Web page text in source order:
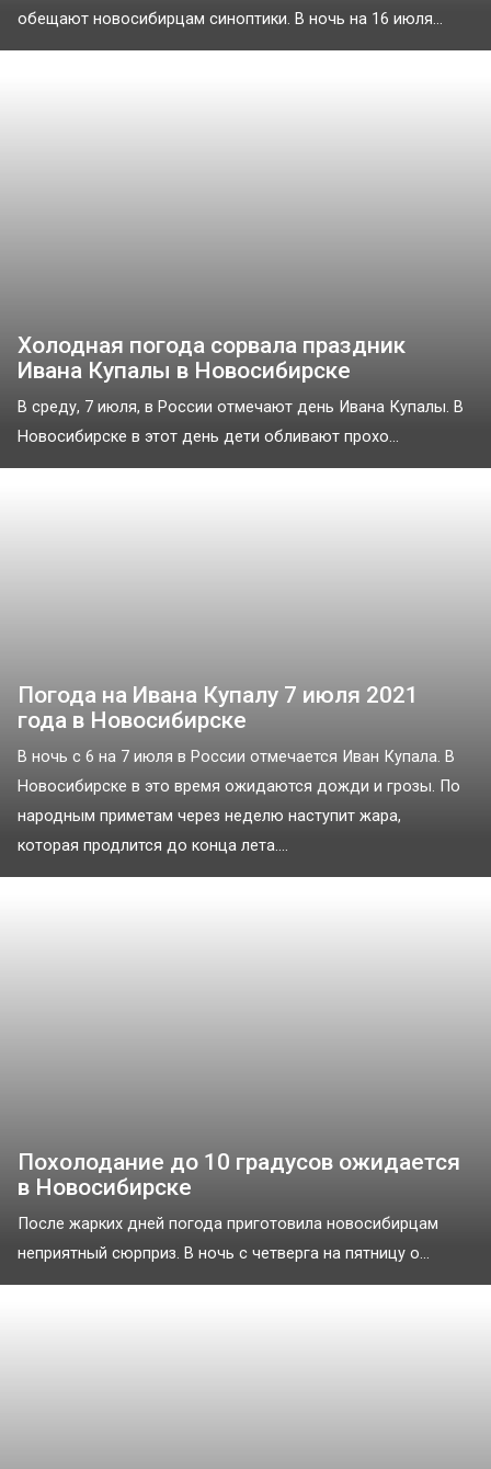
обещают новосибирцам синоптики. В ночь на 16 июля...
Холодная погода сорвала праздник
Ивана Купалы в Новосибирске
В среду, 7 июля, в России отмечают день Ивана Купалы. В
Новосибирске в этот день дети обливают прохо...
Погода на Ивана Купалу 7 июля 2021
года в Новосибирске
В ночь с 6 на 7 июля в России отмечается Иван Купала. В
Новосибирске в это время ожидаются дожди и грозы. По
народным приметам через неделю наступит жара,
которая продлится до конца лета....
Похолодание до 10 градусов ожидается
в Новосибирске
После жарких дней погода приготовила новосибирцам
неприятный сюрприз. В ночь с четверга на пятницу о...